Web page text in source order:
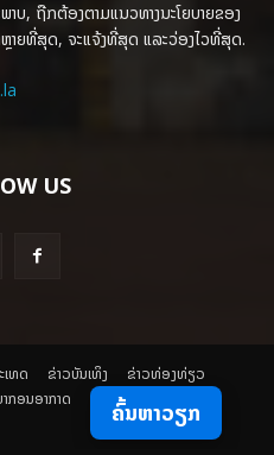
ບ, ຖືກຕ້ອງຕາມແນວທາງນະໂຍບາຍຂອງ
ຍທີ່ສຸດ, ຈະແຈ້ງທີ່ສຸດ ແລະວ່ອງໄວທີ່ສຸດ.
US
ເທດ ​ຂ່າວບັນເທິງ
​ຂ່າວທ່ອງທ່ຽວ
ກອນອາກາດ ຄົ້ນຫາວຽກ